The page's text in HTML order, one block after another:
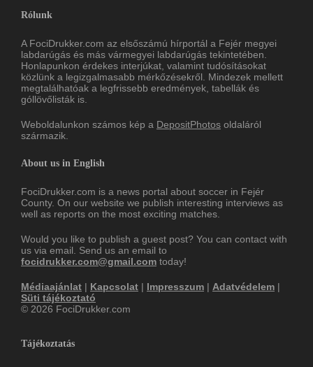
Rólunk
A FociDrukker.com az elsőszámú hírportál a Fejér megyei
labdarúgás és más vármegyei labdarúgás tekintetében.
Honlapunkon érdekes interjúkat, valamint tudósításokat
közlünk a legizgalmasabb mérkőzésekről. Mindezek mellett
megtalálhatóak a legfrissebb eredmények, tabellák és
góllövőlisták is.
Weboldalunkon számos kép a DepositPhotos oldaláról
származik.
About us in English
FociDrukker.com is a news portal about soccer in Fejér
County. On our website we publish interesting interviews as
well as reports on the most exciting matches.
Would you like to publish a guest post? You can contact with
us via email. Send us an email to
focidrukker.com@gmail.com today!
Médiaajánlat | Kapcsolat | Impresszum | Adatvédelem |
Süti tájékoztató
© 2026 FociDrukker.com
Tájékoztatás